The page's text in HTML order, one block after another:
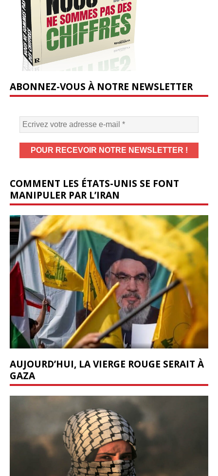
ABONNEZ-VOUS À NOTRE NEWSLETTER
COMMENT LES ÉTATS-UNIS SE FONT
MANIPULER PAR L’IRAN
AUJOURD’HUI, LA VIERGE ROUGE SERAIT À
GAZA